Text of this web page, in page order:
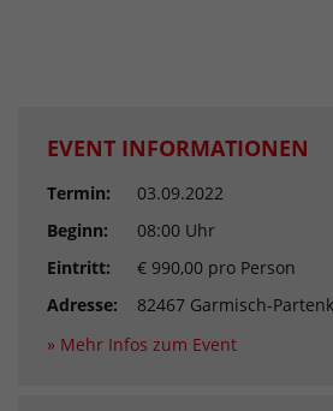
EVENT INFORMATIONEN
Termin:
03.09.2022
Beginn:
08:00 Uhr
Eintritt:
€ 990,00 pro Person
Adresse:
82467 Garmisch-
» Mehr Infos zum Event